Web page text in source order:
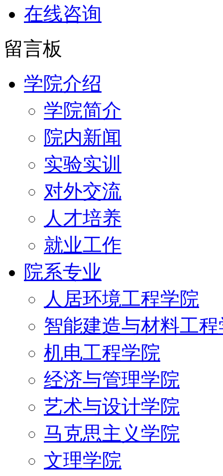
在线咨询
留言板
学院介绍
学院简介
院内新闻
实验实训
对外交流
人才培养
就业工作
院系专业
人居环境工程学院
智能建造与材料工
机电工程学院
经济与管理学院
艺术与设计学院
马克思主义学院
文理学院